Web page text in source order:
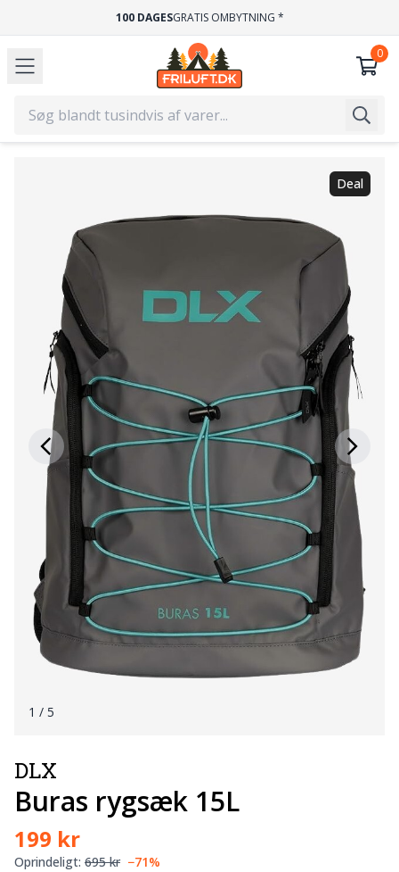
100 DAGESGRATIS OMBYTNING *
Deal
1 / 5
DLX
Buras rygsæk 15L
199 kr
Oprindeligt: 695 kr −71%